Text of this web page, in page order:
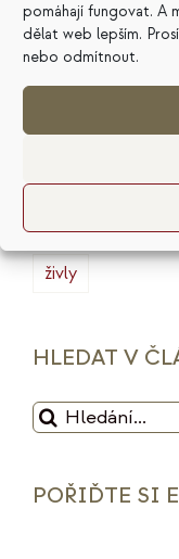
pomáhají fungovat. A
dělat web lepším.
nebo odmítnout.
intuice
marketing
služby
udržitelnost
živly
HLEDAT V
Hledat:
POŘIĎTE SI